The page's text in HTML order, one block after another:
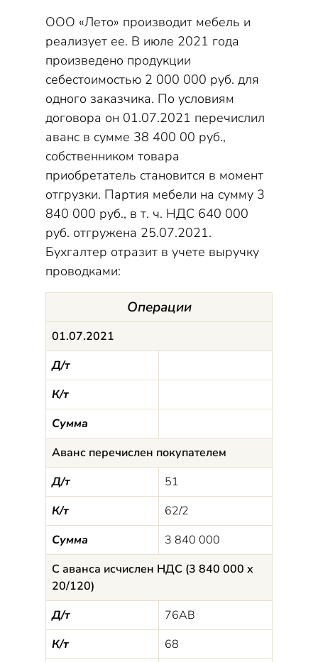
ООО «Лето» производит мебель и
реализует ее. В июле 2021 года
произведено продукции
себестоимостью 2 000 000 руб. для
одного заказчика. По условиям
договора он 01.07.2021 перечислил
аванс в сумме 38 400 00 руб.,
собственником товара
приобретатель становится в момент
отгрузки. Партия мебели на сумму 3
840 000 руб., в т. ч. НДС 640 000
руб. отгружена 25.07.2021.
Бухгалтер отразит в учете выручку
проводками:
Операции
01.07.2021
Д/т
К/т
Сумма
Аванс перечислен покупателем
Д/т
51
К/т
62/2
Сумма
3 840 000
С аванса исчислен НДС (3 840 000 х
20/120)
Д/т
76АВ
К/т
68